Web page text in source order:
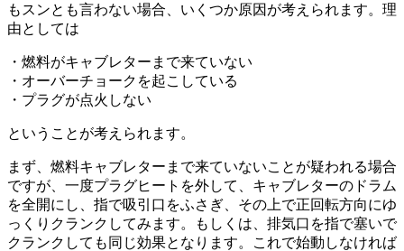
もスンとも言わない場合、いくつか原因が考えられます。理
由としては
・燃料がキャブレターまで来ていない
・オーバーチョークを起こしている
・プラグが点火しない
ということが考えられます。
まず、燃料キャブレターまで来ていないことが疑われる場合
ですが、一度プラグヒートを外して、キャブレターのドラム
を全開にし、指で吸引口をふさぎ、その上で正回転方向にゆ
っくりクランクしてみます。もしくは、排気口を指で塞いで
クランクしても同じ効果となります。これで始動しなければ